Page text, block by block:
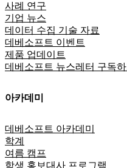
사례 연구
기업 뉴스
데이터 수집 기술 자료
데베소프트 이벤트
제품 업데이트
데베소프트 뉴스레터 구독하
아카데미
데베소프트 아카데미
학계
여름 캠프
학생 홍보대사 프로그램